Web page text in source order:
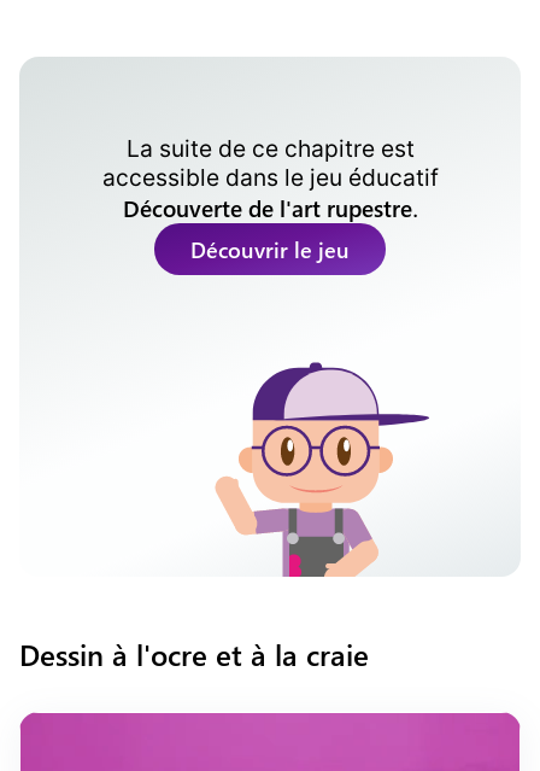
La suite de ce chapitre est
accessible dans le jeu éducatif
Découverte de l'art rupestre.
Découvrir le jeu
Dessin à l'ocre et à la craie